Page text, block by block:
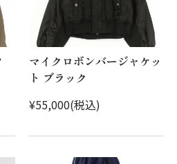
マイクロボンバージャケッ
ト ブラック
¥55,000(税込)